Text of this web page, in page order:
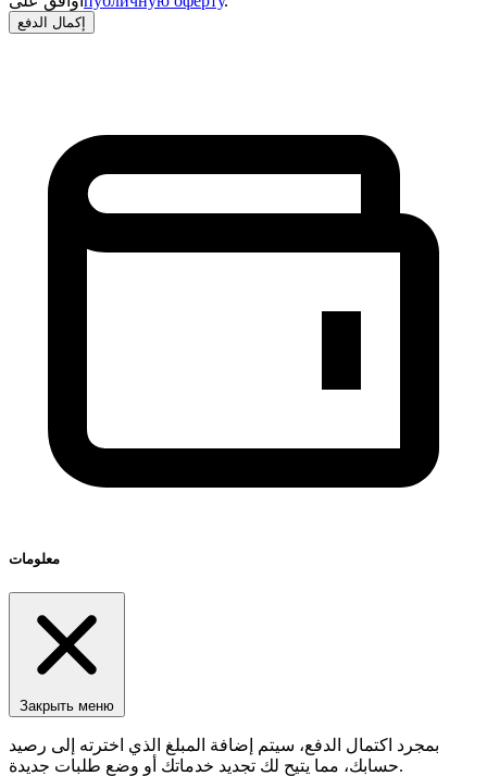
إكمال الدفع
معلومات
Закрыть меню
بمجرد اكتمال الدفع، سيتم إضافة المبلغ الذي اخترته إلى رصيد
حسابك، مما يتيح لك تجديد خدماتك أو وضع طلبات جديدة.